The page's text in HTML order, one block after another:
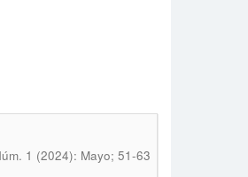
1 (2024): Mayo; 51-63